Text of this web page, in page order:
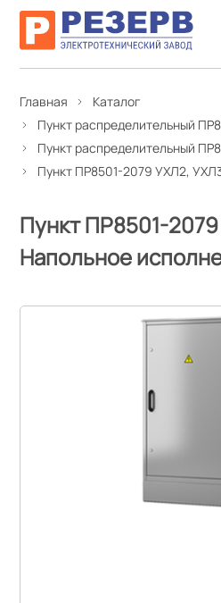
Главная
Каталог
Пункт распределительный
Пункт распределительный
Пункт ПР8501-2079 УХЛ2,
Пункт ПР8501-
Напольное